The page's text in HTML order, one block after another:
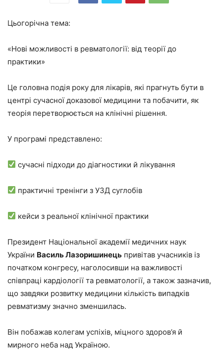
Цьогорічна тема:
«Нові можливості в ревматології: від теорії до
практики»
Це головна подія року для лікарів, які прагнуть бути в
центрі сучасної доказової медицини та побачити, як
теорія перетворюється на клінічні рішення.
У програмі представлено:
сучасні підходи до діагностики й лікування
практичні тренінги з УЗД суглобів
кейси з реальної клінічної практики
Президент Національної академії медичних наук
України Василь Лазоришинець привітав учасників із
початком конгресу, наголосивши на важливості
співпраці кардіології та ревматології, а також зазначив,
що завдяки розвитку медицини кількість випадків
ревматизму значно зменшилась.
Він побажав колегам успіхів, міцного здоров’я й
мирного неба над Україною.